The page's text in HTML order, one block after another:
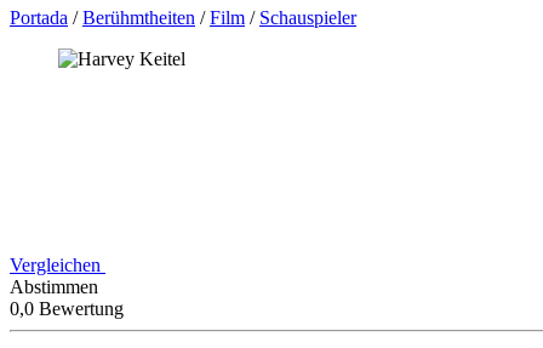
Portada /Berühmtheiten /Film / Schauspieler
Vergleichen
Abstimmen
0,0 Bewertung